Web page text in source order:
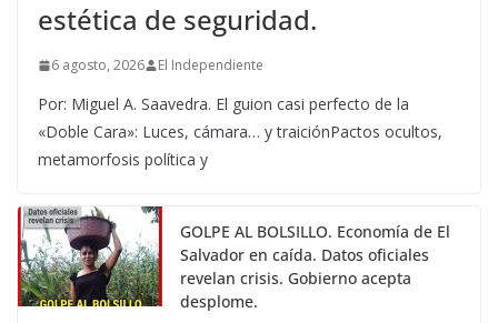
estética de seguridad.
6 agosto, 2026 El Independiente
Por: Miguel A. Saavedra. El guion casi perfecto de la
«Doble Cara»: Luces, cámara… y traiciónPactos ocultos,
metamorfosis política y
GOLPE AL BOLSILLO. Economía de El
Salvador en caída. Datos oficiales
revelan crisis. Gobierno acepta
desplome.